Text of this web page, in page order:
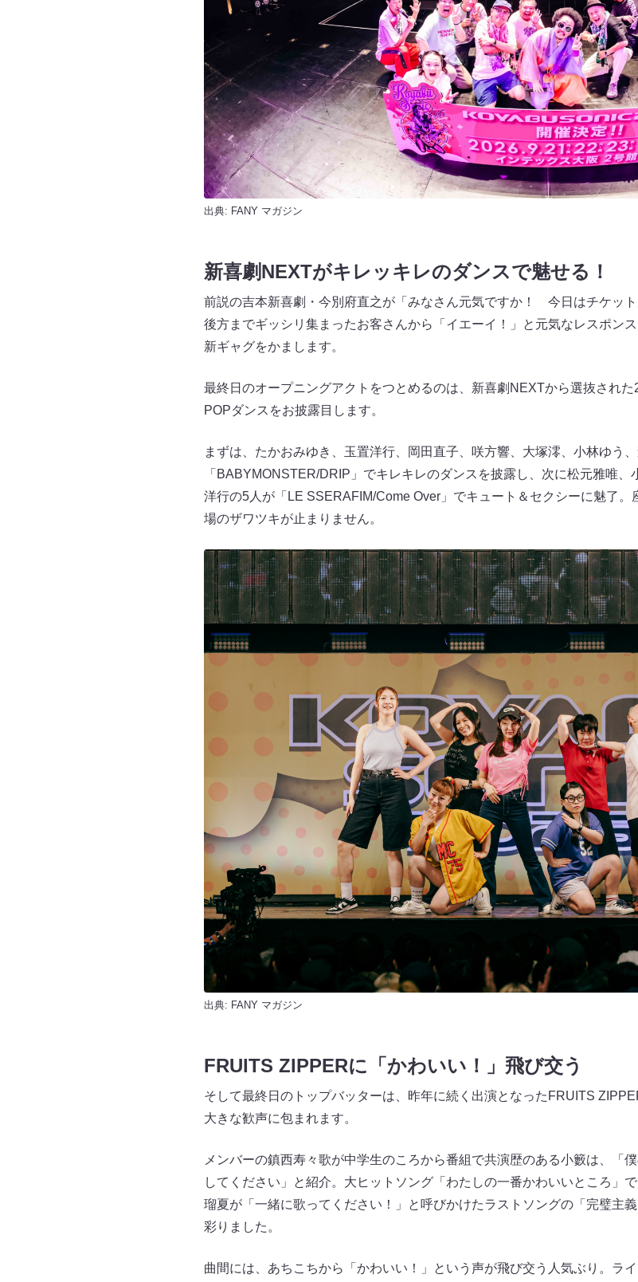
出典: FANY マガジン
新喜劇NEXTがキレッキレのダンスで魅せる！
前説の吉本新喜劇・今別府直之が「みなさん元気ですか！ 今日はチケット
後方までギッシリ集まったお客さんから「イエーイ！」と元気なレスポン
新ギャグをかまします。
最終日のオープニングアクトをつとめるのは、新喜劇NEXTから選抜され
POPダンスをお披露目します。
まずは、たかおみゆき、玉置洋行、岡田直子、咲方響、大塚澪、小林ゆう
「BABYMONSTER/DRIP」でキレキレのダンスを披露し、次に松元雅唯
洋行の5人が「LE SSERAFIM/Come Over」でキュート＆セクシーに魅了
場のザワツキが止まりません。
出典: FANY マガジン
FRUITS ZIPPERに「かわいい！」飛び交う
そして最終日のトップバッターは、昨年に続く出演となったFRUITS
大きな歓声に包まれます。
メンバーの鎮西寿々歌が中学生のころから番組で共演歴のある小籔は、「
してください」と紹介。大ヒットソング「わたしの一番かわいいところ」
瑠夏が「一緒に歌ってください！」と呼びかけたラストソングの「完璧主
彩りました。
曲間には、あちこちから「かわいい！」という声が飛び交う人気ぶり。ラ